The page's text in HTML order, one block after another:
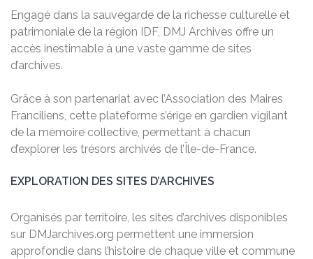
Engagé dans la sauvegarde de la richesse culturelle et
patrimoniale de la région IDF, DMJ Archives offre un
accès inestimable à une vaste gamme de sites
d’archives.
Grâce à son partenariat avec l’Association des Maires
Franciliens, cette plateforme s’érige en gardien vigilant
de la mémoire collective, permettant à chacun
d’explorer les trésors archivés de l’Île-de-France.
EXPLORATION DES SITES D’ARCHIVES
Organisés par territoire, les sites d’archives disponibles
sur DMJarchives.org permettent une immersion
approfondie dans l’histoire de chaque ville et commune